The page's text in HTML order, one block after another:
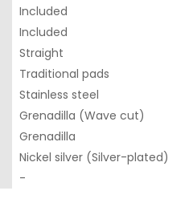
Included
Included
Straight
Traditional pads
Stainless steel
Grenadilla (Wave cut)
Grenadilla
Nickel silver (Silver-plated)
-